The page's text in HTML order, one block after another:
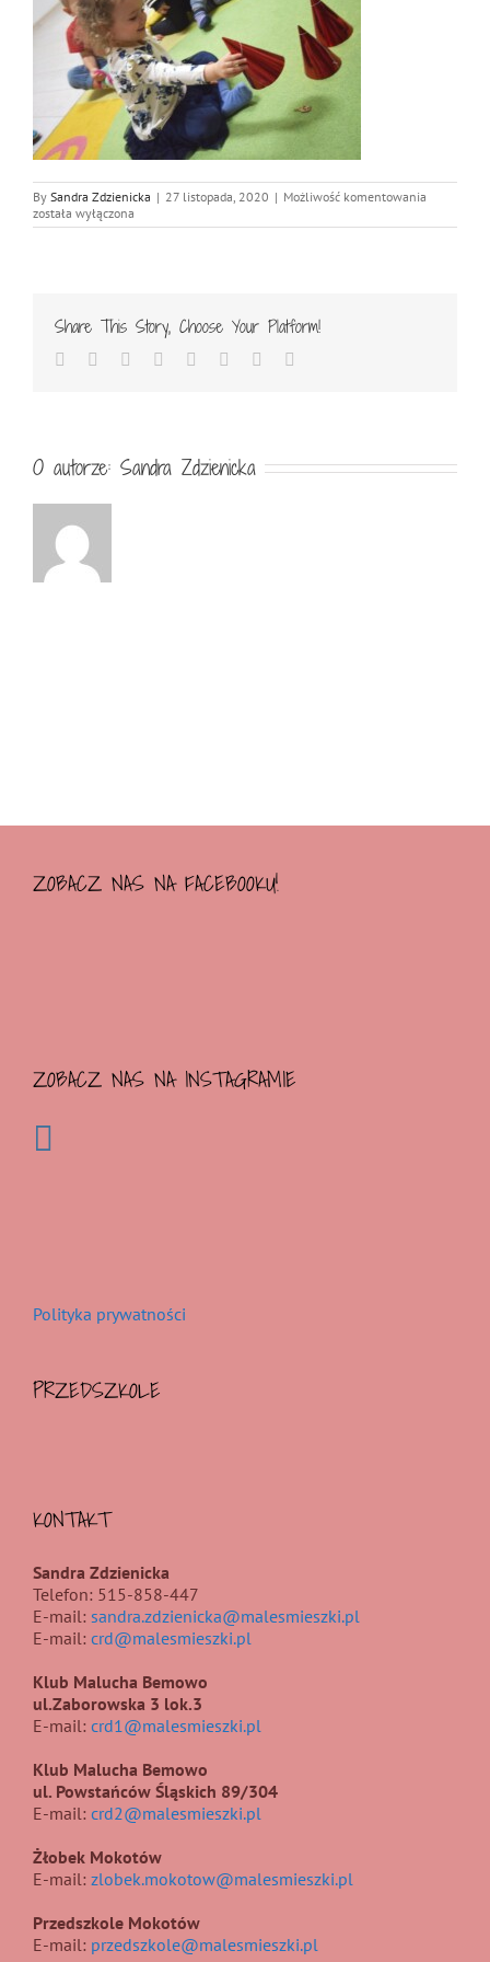
By Sandra Zdzienicka | 27 listopada, 2020 | Możliwość komentowania
została wyłączona
Share This Story, Choose Your Platform!
Facebook
TwitterReddit LinkedIn
TumblrPinterest
O autorze: Sandra Zdzienicka
ZOBACZ NAS NA FACEBOOKU!
ZOBACZ NAS NA INSTAGRAMIE
Polityka prywatności
PRZEDSZKOLE
KONTAKT
Sandra Zdzienicka
Telefon: 515-858-447
E-mail: sandra.zdzienicka@malesmieszki.pl
E-mail: crd@malesmieszki.pl
Klub Malucha Bemowo
ul.Zaborowska 3 lok.3
E-mail: crd1@malesmieszki.pl
Klub Malucha Bemowo
ul. Powstańców Śląskich 89/304
E-mail: crd2@malesmieszki.pl
Żłobek Mokotów
E-mail: zlobek.mokotow@malesmieszki.pl
Przedszkole Mokotów
E-mail: przedszkole@malesmieszki.pl